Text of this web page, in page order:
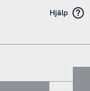
Hjälp